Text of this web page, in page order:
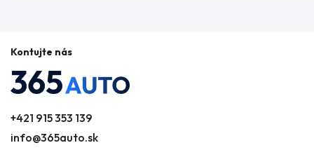
Kontujte nás
+421 915 353 139
info@365auto.sk